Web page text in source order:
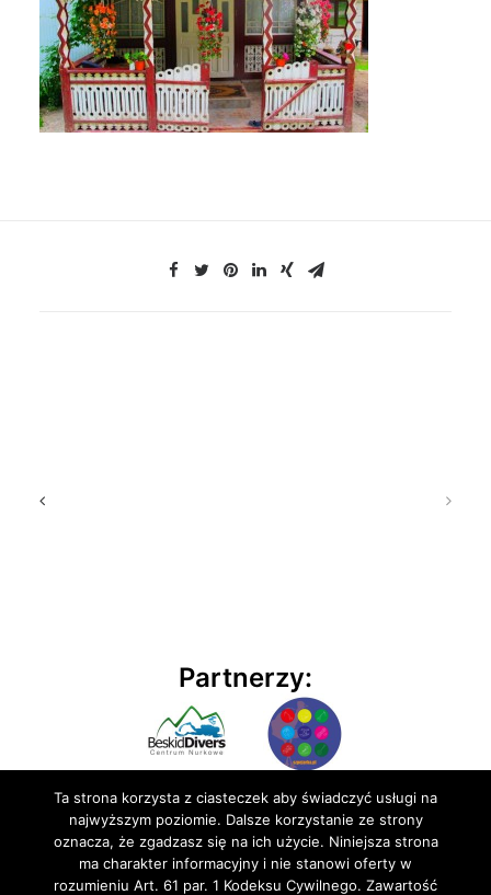
Partnerzy:
Ta strona korzysta z ciasteczek aby świadczyć usługi na
najwyższym poziomie. Dalsze korzystanie ze strony
oznacza, że zgadzasz się na ich użycie. Niniejsza strona
ma charakter informacyjny i nie stanowi oferty w
rozumieniu Art. 61 par. 1 Kodeksu Cywilnego. Zawartość